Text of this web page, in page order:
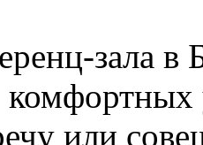
зала в
или